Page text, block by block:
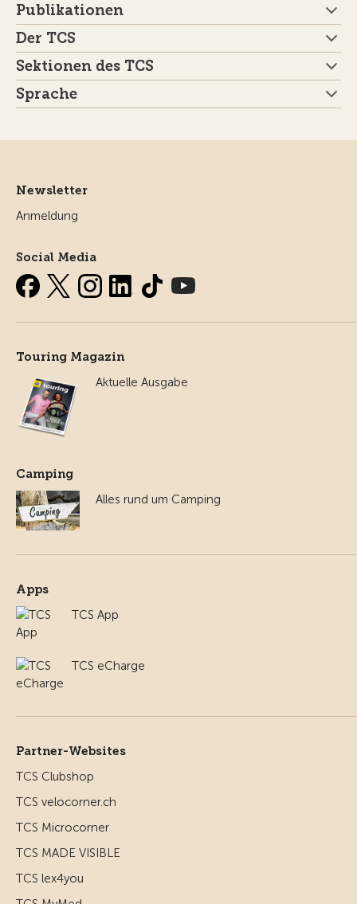
Publikationen
Der TCS
Sektionen des TCS
Sprache
Newsletter
Anmeldung
Social Media
Touring Magazin
Aktuelle Ausgabe
Camping
Alles rund um Camping
Apps
TCS App
TCS eCharge
Partner-Websites
TCS Clubshop
TCS velocorner.ch
TCS Microcorner
TCS MADE VISIBLE
TCS lex4you